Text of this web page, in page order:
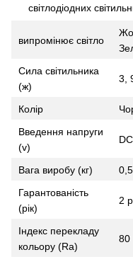
світлодіодних
випромінює світло
Сила світильника
(ж)
3,
Колір
Введення напруги
(v)
Вага виробу (кг)
Гарантованість
(рік)
2
Індекс перекладу
кольору (Ra)
80